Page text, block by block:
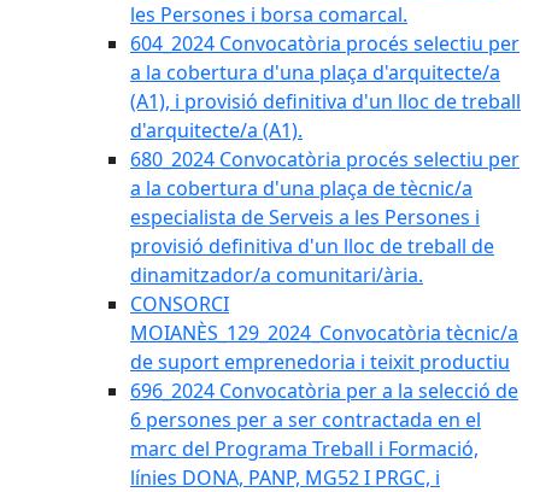
les Persones i borsa comarcal.
604_2024 Convocatòria procés selectiu per
a la cobertura d'una plaça d'arquitecte/a
(A1), i provisió definitiva d'un lloc de treball
d'arquitecte/a (A1).
680_2024 Convocatòria procés selectiu per
a la cobertura d'una plaça de tècnic/a
especialista de Serveis a les Persones i
provisió definitiva d'un lloc de treball de
dinamitzador/a comunitari/ària.
CONSORCI
MOIANÈS_129_2024_Convocatòria tècnic/a
de suport emprenedoria i teixit productiu
696_2024 Convocatòria per a la selecció de
6 persones per a ser contractada en el
marc del Programa Treball i Formació,
línies DONA, PANP, MG52 I PRGC, i